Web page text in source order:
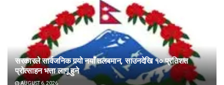
सरकारले सार्वजनिक गर्‍यो नयाँ तलबमान, साउनदेखि १० प्रतिशत
प्रोत्साहन भत्ता लागू हुने
AUGUST 6, 2026